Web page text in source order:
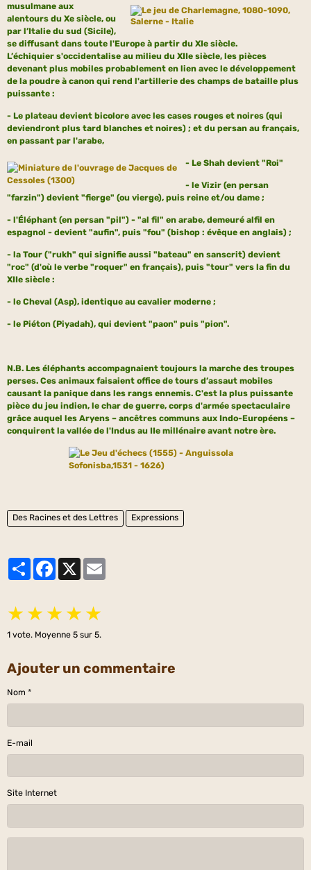
musulmane aux
alentours du Xe siècle, ou
par l’Italie du sud (Sicile),
se diffusant dans toute l'Europe à partir du XIe siècle.
L’échiquier s'occidentalise au milieu du XIIe siècle, les pièces
devenant plus mobiles probablement en lien avec le développement
de la poudre à canon qui rend l'artillerie des champs de bataille plus
puissante :
- Le plateau devient bicolore avec les cases rouges et noires (qui
deviendront plus tard blanches et noires) ; et du persan au français,
en passant par l'arabe,
- Le Shah devient "Roi"
- le Vizir (en persan
"farzin") devient "fierge" (ou vierge), puis reine et/ou dame ;
- l'Éléphant (en persan "pil") - "al fil" en arabe, demeuré alfil en
espagnol - devient "aufin", puis "fou" (bishop : évêque en anglais) ;
- la Tour ("rukh" qui signifie aussi "bateau" en sanscrit) devient
"roc" (d'où le verbe "roquer" en français), puis "tour" vers la fin du
XIIe siècle :
- le Cheval (Asp), identique au cavalier moderne ;
- le Piéton (Piyadah), qui devient "paon" puis "pion".
N.B. Les éléphants accompagnaient toujours la marche des troupes
perses. Ces animaux faisaient office de tours d’assaut mobiles
causant la panique dans les rangs ennemis. C'est la plus puissante
pièce du jeu indien, le char de guerre, corps d'armée spectaculaire
grâce auquel les Aryens – ancêtres communs aux Indo-Européens –
conquirent la vallée de l'Indus au IIe millénaire avant notre ère.
Des Racines et des Lettres Expressions
PartagerFacebook
★ ★ ★ ★ ★
1 vote. Moyenne 5 sur 5.
Ajouter un commentaire
Nom
E-mail
Site Internet